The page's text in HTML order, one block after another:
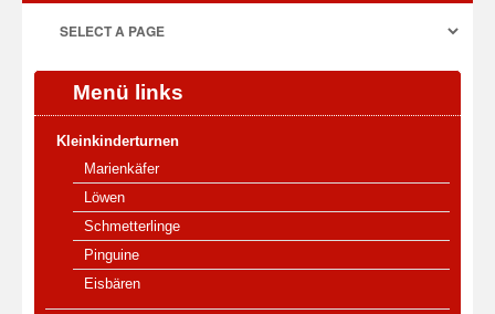
Menü links
Kleinkinderturnen
Marienkäfer
Löwen
Schmetterlinge
Pinguine
Eisbären